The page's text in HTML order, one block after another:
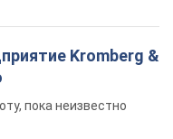
Kromberg &
пока неизвестно